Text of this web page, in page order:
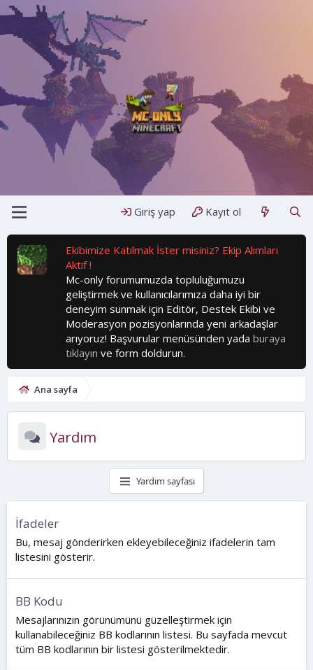
Giriş yap Kayıt ol
Ekibimize Katılmak İster misiniz? Ekip Alımları
Aktif !
Mc-only forumumuzda topluluğumuzu
geliştirmek ve kullanıcılarımıza daha iyi bir
deneyim sunmak için Editör, Destek Ekibi ve
Moderasyon pozisyonlarında yeni arkadaşlar
arıyoruz! Başvurular menüsünden yada buraya
tıklayın ve form doldurun.
Ana sayfa
Yardım
Yardım sayfası
İfadeler
Bu, mesaj gönderirken ekleyebileceğiniz ifadelerin tam
listesini gösterir.
BB Kodu
Mesajlarınızın görünümünü güzelleştirmek için
kullanabileceğiniz BB kodlarının listesi. Bu sayfada mevcut
tüm BB kodlarının bir listesi gösterilmektedir.